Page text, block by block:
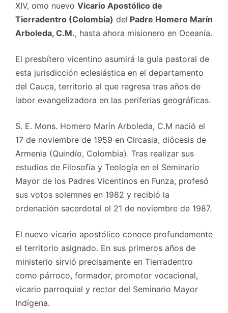
XIV, omo nuevo Vicario Apostólico de
Tierradentro (Colombia) del Padre Homero Marín
Arboleda, C.M., hasta ahora misionero en Oceanía.
El presbítero vicentino asumirá la guía pastoral de
esta jurisdicción eclesiástica en el departamento
del Cauca, territorio al que regresa tras años de
labor evangelizadora en las periferias geográficas.
S. E. Mons. Homero Marín Arboleda, C.M nació el
17 de noviembre de 1959 en Circasia, diócesis de
Armenia (Quindío, Colombia). Tras realizar sus
estudios de Filosofía y Teología en el Seminario
Mayor de los Padres Vicentinos en Funza, profesó
sus votos solemnes en 1982 y recibió la
ordenación sacerdotal el 21 de noviembre de 1987.
El nuevo vicario apostólico conoce profundamente
el territorio asignado. En sus primeros años de
ministerio sirvió precisamente en Tierradentro
como párroco, formador, promotor vocacional,
vicario parroquial y rector del Seminario Mayor
Indígena.